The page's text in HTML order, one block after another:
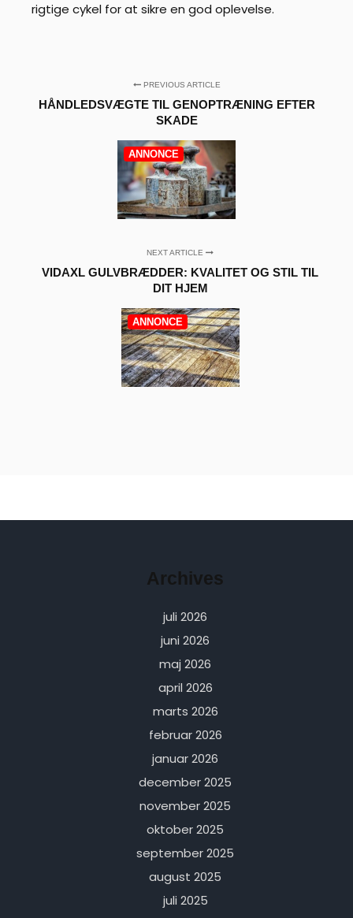
rigtige cykel for at sikre en god oplevelse.
PREVIOUS ARTICLE
HÅNDLEDSVÆGTE TIL GENOPTRÆNING EFTER
SKADE
ANNONCE
NEXT ARTICLE
VIDAXL GULVBRÆDDER: KVALITET OG STIL TIL
DIT HJEM
ANNONCE
Archives
juli 2026
juni 2026
maj 2026
april 2026
marts 2026
februar 2026
januar 2026
december 2025
november 2025
oktober 2025
september 2025
august 2025
juli 2025